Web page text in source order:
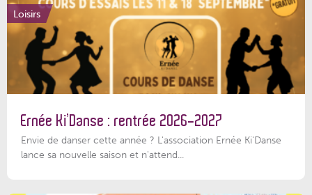
Loisirs
Ernée Ki’Danse : rentrée 2026-2027
Envie de danser cette année ? L'association Ernée Ki'Danse
lance sa nouvelle saison et n'attend...